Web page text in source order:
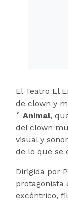
El Teatro El
de clown y
´ Animal,
del clown
visual y
de lo que se
Dirigida por
protagonista
excéntrico,